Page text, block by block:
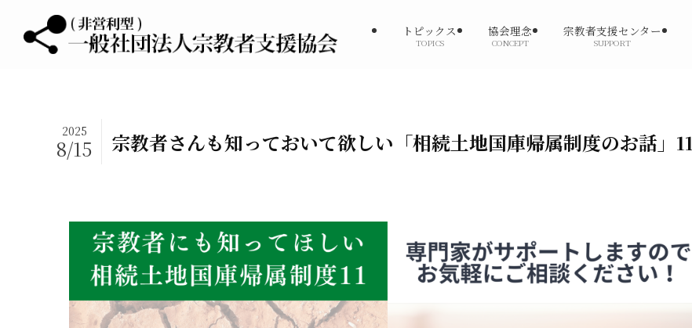
トピックス
TOPICS
協会理念
CONCEPT
宗教者支援センター
SUPPORT
宗教者さんも知っておいて欲しい「相続土地国庫帰属制度のお話」11
2025
8/15